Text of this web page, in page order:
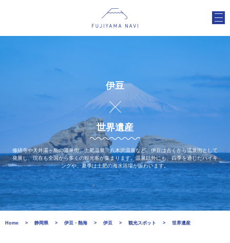
伊豆
世界遺産
修繕寺や天井湯ヶ島の温泉街、土肥温泉、八木沢温泉など、伊豆は古くから温泉街として
発展し、現在も全国から多くの観光客が集まります。温泉以外にも、四季を通じたハイキ
ングや、夏季は土肥の海水浴場が賑わいます。
Home 静岡県 伊豆・熱海 伊豆 観光スポット 世界遺産